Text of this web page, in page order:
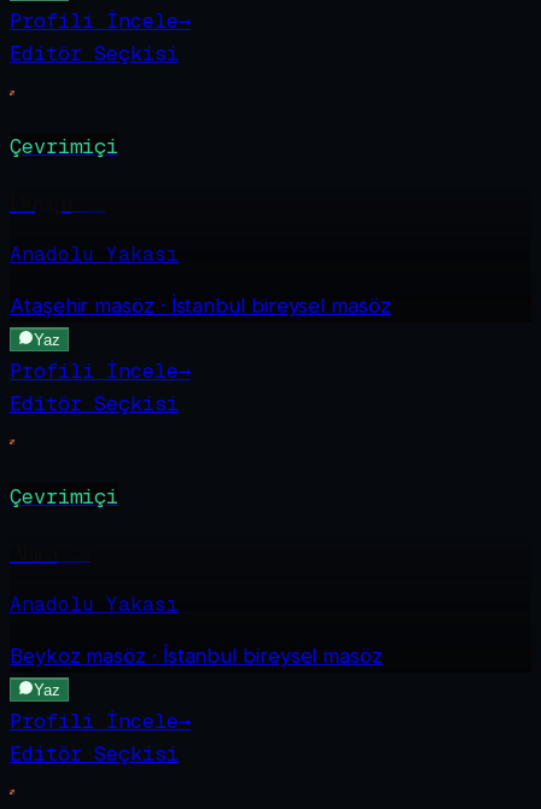
Profili İncele→
Editör Seçkisi
Çevrimiçi
Anadolu Yakası
Ataşehir masöz · İstanbul bireysel masöz
Yaz
Profili İncele→
Editör Seçkisi
Çevrimiçi
Anadolu Yakası
Beykoz masöz · İstanbul bireysel masöz
Yaz
Profili İncele→
Editör Seçkisi